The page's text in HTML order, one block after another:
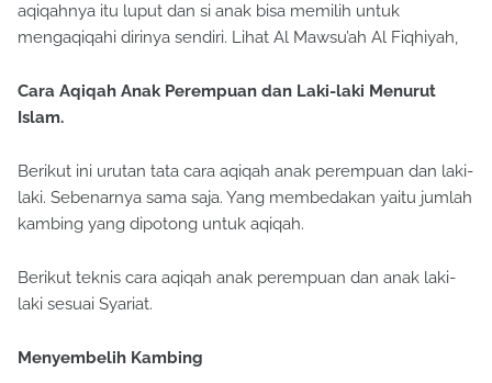
aqiqahnya itu luput dan si anak bisa memilih untuk
mengaqiqahi dirinya sendiri. Lihat Al Mawsu’ah Al Fiqhiyah,
Cara Aqiqah Anak Perempuan dan Laki-laki Menurut
Islam.
Berikut ini urutan tata cara aqiqah anak perempuan dan laki-
laki. Sebenarnya sama saja. Yang membedakan yaitu jumlah
kambing yang dipotong untuk aqiqah.
Berikut teknis cara aqiqah anak perempuan dan anak laki-
laki sesuai Syariat.
Menyembelih Kambing